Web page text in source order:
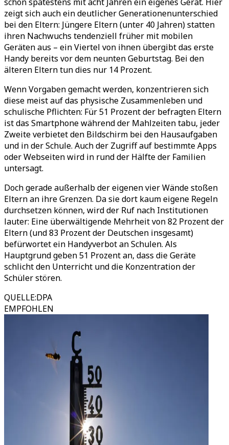
zeigt sich auch ein deutlicher Generationenunterschied
bei den Eltern: Jüngere Eltern (unter 40 Jahren) statten
ihren Nachwuchs tendenziell früher mit mobilen
Geräten aus – ein Viertel von ihnen übergibt das erste
Handy bereits vor dem neunten Geburtstag. Bei den
älteren Eltern tun dies nur 14 Prozent.
Wenn Vorgaben gemacht werden, konzentrieren sich
diese meist auf das physische Zusammenleben und
schulische Pflichten: Für 51 Prozent der befragten Eltern
ist das Smartphone während der Mahlzeiten tabu, jeder
Zweite verbietet den Bildschirm bei den Hausaufgaben
und in der Schule. Auch der Zugriff auf bestimmte Apps
oder Webseiten wird in rund der Hälfte der Familien
untersagt.
Doch gerade außerhalb der eigenen vier Wände stoßen
Eltern an ihre Grenzen. Da sie dort kaum eigene Regeln
durchsetzen können, wird der Ruf nach Institutionen
lauter: Eine überwältigende Mehrheit von 82 Prozent der
Eltern (und 83 Prozent der Deutschen insgesamt)
befürwortet ein Handyverbot an Schulen. Als
Hauptgrund geben 51 Prozent an, dass die Geräte
schlicht den Unterricht und die Konzentration der
Schüler stören.
QUELLE:DPA
EMPFOHLEN